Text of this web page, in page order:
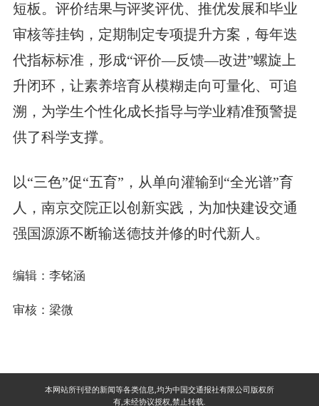
短板。评价结果与评奖评优、推优发展和毕业
审核等挂钩，定期制定专项提升方案，每年迭
代指标标准，形成“评价—反馈—改进”螺旋上
升闭环，让素养培育从模糊走向可量化、可追
溯，为学生个性化成长指导与学业精准预警提
供了科学支撑。
以“三色”促“五育”，从单向灌输到“全光谱”育
人，南京交院正以创新实践，为加快建设交通
强国源源不断输送德技并修的时代新人。
编辑：李铭涵
审核：梁微
本网站所刊登的新闻等各类信息,均为中国交通报社有限公司版权所
有,未经协议授权,禁止转载.